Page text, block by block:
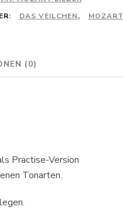
DAS VEILCHEN, MOZART
(0)
Practise-Version
Tonarten.